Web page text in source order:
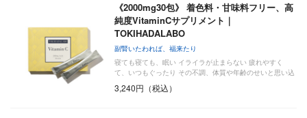
《2000mg30包》 着色料・甘味料フリー、高
純度VitaminCサプリメント｜
TOKIHADALABO
副腎いたわれば、福来たり
寝ても寝ても、眠い イライラが止まらない 疲れやすく
て、いつもぐったり その不調、体質や年齢のせいと思い込
3,240円（税込）